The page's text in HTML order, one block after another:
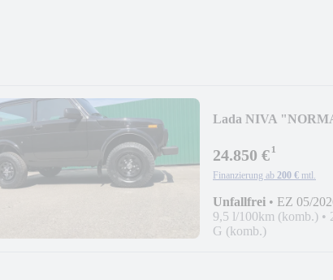
Lada NIVA
24.850 €¹
Finanzierung ab 200 € mtl.
Unfallfrei • EZ 05/
9,5 l/100km (komb.) •
G (komb.)